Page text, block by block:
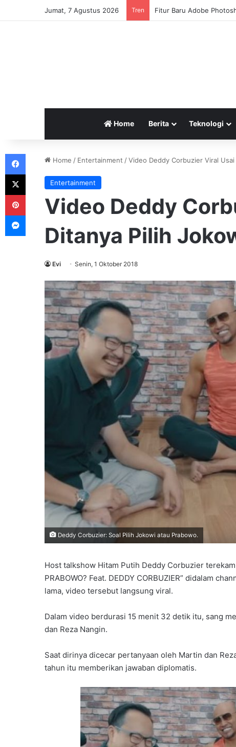
Jumat, 7 Agustus 2026 Tren Fitur Baru Adobe
Home Berita Teknologi
Home / Entertainment /Video Deddy Corbuzier Viral
Entertainment
Video Deddy
Ditanya Pilih
Evi Senin, 1 Oktober 2018
Deddy Corbuzier: Soal Pilih Jokowi atau Prabowo.
Host talkshow Hitam Putih Deddy Corbuzier terekam
PRABOWO? Feat. DEDDY CORBUZIER” didalam
lama, video tersebut langsung viral.
Dalam video berdurasi 15 menit 32 detik itu, sang
dan Reza Nangin.
Saat dirinya dicecar pertanyaan oleh Martin dan
tahun itu memberikan jawaban diplomatis.
Facebook
X
Pinterest
Messenger